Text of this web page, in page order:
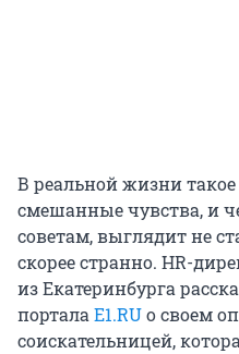
В реальной жизни
смешанные чувства, и
советам, выглядит не
скорее странно. HR-
из Екатеринбурга
порталаE1.RUо своем
соискательницей,